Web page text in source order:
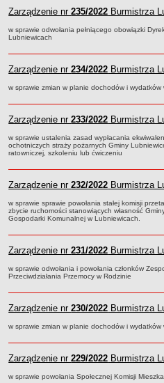
KOMUNIKATY
Drogi
Meteorologiczne
Rozkłady jazdy autobusów
Wodociągi - ocena jakości wody
KONKURSY
Ogłoszenia o konkursach
URZĄD MIEJSKI
Burmistrz Lubniewic
Zastępca Burmistrza Lubniewic
Sekretarz Gminy
Skarbnik Gminy
Informacja turystyczna
Regulamin i schemat
Przewodnik po urzędzie
Kodeks etyczny
Oświadczenia majątkowe
Raporty
RADA MIEJSKA
Dyżury Przewodniczącego Rady
Zarządzenie nr235/2022 Burmistrza
w sprawie odwołania pełniącego obowiązki
Lubniewicach
Zarządzenie nr234/2022 Burmistrza
w sprawie zmian w planie dochodów i
Zarządzenie nr233/2022 Burmistrza
w sprawie ustalenia zasad wypłacania
ochotniczych straży pożarnych Gminy
ratowniczej, szkoleniu lub ćwiczeniu
Zarządzenie nr232/2022 Burmistrza
w sprawie sprawie powołania stałej komisji
zbycie ruchomości stanowiących własność
Gospodarki Komunalnej w Lubniewicach.
Zarządzenie nr231/2022 Burmistrza
w sprawie odwołania i powołania członków
Przeciwdziałania Przemocy w Rodzinie
Zarządzenie nr230/2022 Burmistrza
w sprawie zmian w planie dochodów i
Zarządzenie nr229/2022 Burmistrza
w sprawie powołania Społecznej Komisji